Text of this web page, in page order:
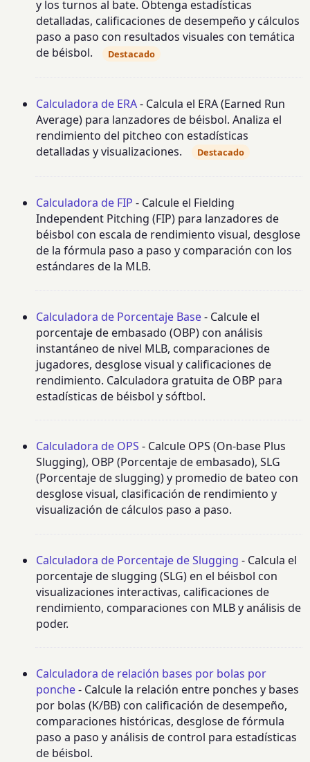
y los turnos al bate. Obtenga estadísticas
detalladas, calificaciones de desempeño y cálculos
paso a paso con resultados visuales con temática
de béisbol.
Destacado
Calculadora de ERA- Calcula el ERA (Earned Run
Average) para lanzadores de béisbol. Analiza el
rendimiento del pitcheo con estadísticas
detalladas y visualizaciones.
Destacado
Calculadora de FIP - Calcule el Fielding
Independent Pitching (FIP) para lanzadores de
béisbol con escala de rendimiento visual, desglose
de la fórmula paso a paso y comparación con los
estándares de la MLB.
Calculadora de Porcentaje Base- Calcule el
porcentaje de embasado (OBP) con análisis
instantáneo de nivel MLB, comparaciones de
jugadores, desglose visual y calificaciones de
rendimiento. Calculadora gratuita de OBP para
estadísticas de béisbol y sóftbol.
Calculadora de OPS - Calcule OPS (On-base Plus
Slugging), OBP (Porcentaje de embasado), SLG
(Porcentaje de slugging) y promedio de bateo con
desglose visual, clasificación de rendimiento y
visualización de cálculos paso a paso.
Calculadora de Porcentaje de Slugging - Calcula el
porcentaje de slugging (SLG) en el béisbol con
visualizaciones interactivas, calificaciones de
rendimiento, comparaciones con MLB y análisis de
poder.
Calculadora de relación bases por bolas por
ponche- Calcule la relación entre ponches y bases
por bolas (K/BB) con calificación de desempeño,
comparaciones históricas, desglose de fórmula
paso a paso y análisis de control para estadísticas
de béisbol.